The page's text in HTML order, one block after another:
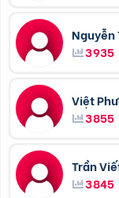
Nguyễn
3935
Việt
3855
Trần
3845